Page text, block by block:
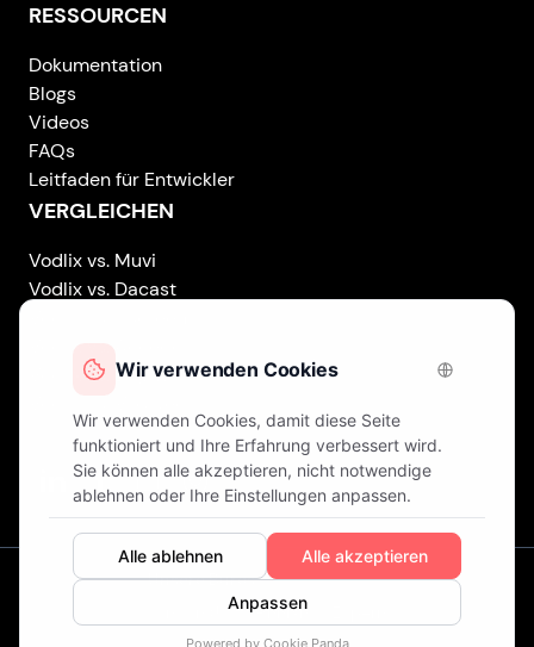
RESSOURCEN
Dokumentation
Blogs
Videos
FAQs
Leitfaden für Entwickler
VERGLEICHEN
Vodlix vs. Muvi
Vodlix vs. Dacast
Vodlix vs. Brightcove
Vodlix on LinkedIn
Vodlix on Facebook
Vodlix on X (Twitter)
Vodlix on Instagram
Unsere Büros
London (UK) . Finnland . Zypern